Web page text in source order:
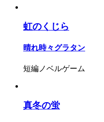
虹のくじら
晴れ時々グラタン
短編ノベルゲーム
真冬の蛍